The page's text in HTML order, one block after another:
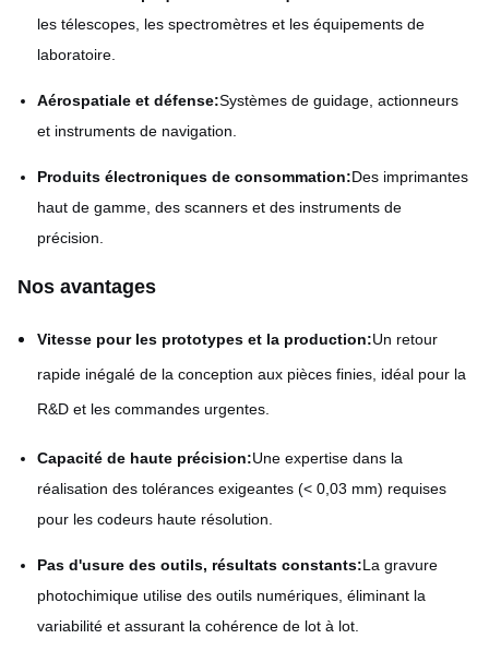
les télescopes, les spectromètres et les équipements de
laboratoire.
Aérospatiale et défense:Systèmes de guidage, actionneurs
et instruments de navigation.
Produits électroniques de consommation:Des imprimantes
haut de gamme, des scanners et des instruments de
précision.
Nos avantages
Vitesse pour les prototypes et la production:Un retour
rapide inégalé de la conception aux pièces finies, idéal pour la
R&D et les commandes urgentes.
Capacité de haute précision:Une expertise dans la
réalisation des tolérances exigeantes (< 0,03 mm) requises
pour les codeurs haute résolution.
Pas d'usure des outils, résultats constants:La gravure
photochimique utilise des outils numériques, éliminant la
variabilité et assurant la cohérence de lot à lot.